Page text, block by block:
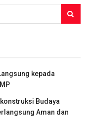
kepada
Budaya
Aman dan